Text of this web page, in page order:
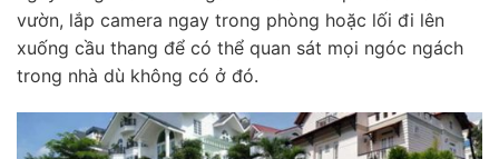
vườn, lắp camera ngay trong phòng hoặc lối đi lên
xuống cầu thang để có thể quan sát mọi ngóc ngách
trong nhà dù không có ở đó.